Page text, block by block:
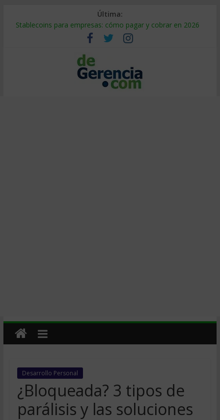
Última:
Stablecoins para empresas: cómo pagar y cobrar en 2026
Despido silencioso: qué es y por qué sale tan caro
IA en selección de personal: cómo auditarla a tiempo
Trabajo forzoso en la cadena de suministro: qué hacer
Mercado hispano de EE. UU.: cómo segmentarlo y venderle
Desarrollo Personal
¿Bloqueada? 3 tipos de
parálisis y las soluciones